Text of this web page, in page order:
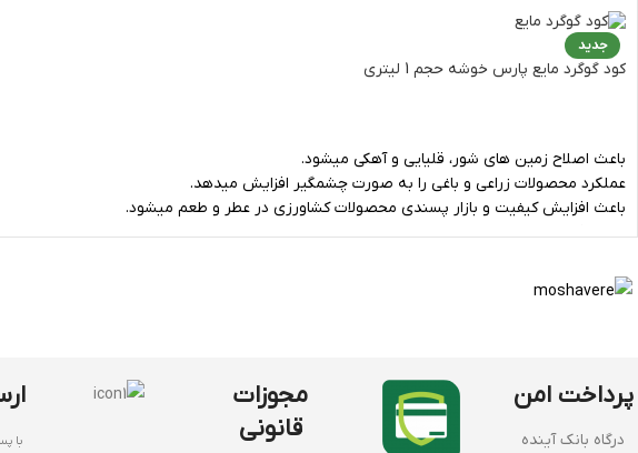
جدید
کود گوگرد مایع پارس خوشه حجم 1 لیتری
باعث اصلاح زمین های شور، قلیایی و آهکی می­شود.
عملکرد محصولات زراعی و باغی را به صورت چشمگیر افزایش می­دهد.
باعث افزایش کیفیت و بازار پسندی محصولات کشاورزی در عطر و طعم می­شود.
باعث افزایش تولید میوه در درختان میوه می­شود .
به عنوان قارچ کش بسیار قوی و از بین برنده حشرات استفاده می شود.
پرداخت امن
درگاه بانک آینده
مجوزات
قانونی
با